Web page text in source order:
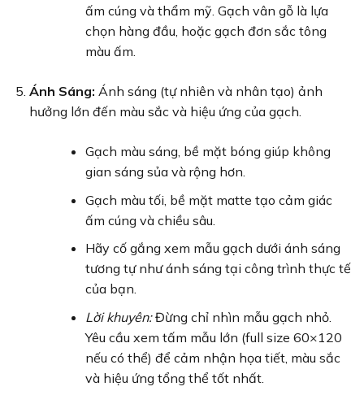
ấm cúng và thẩm mỹ. Gạch vân gỗ là lựa
chọn hàng đầu, hoặc gạch đơn sắc tông
màu ấm.
Ánh Sáng: Ánh sáng (tự nhiên và nhân tạo) ảnh
hưởng lớn đến màu sắc và hiệu ứng của gạch.
Gạch màu sáng, bề mặt bóng giúp không
gian sáng sủa và rộng hơn.
Gạch màu tối, bề mặt matte tạo cảm giác
ấm cúng và chiều sâu.
Hãy cố gắng xem mẫu gạch dưới ánh sáng
tương tự như ánh sáng tại công trình thực tế
của bạn.
Lời khuyên:Đừng chỉ nhìn mẫu gạch nhỏ.
Yêu cầu xem tấm mẫu lớn (full size 60×120
nếu có thể) để cảm nhận họa tiết, màu sắc
và hiệu ứng tổng thể tốt nhất.